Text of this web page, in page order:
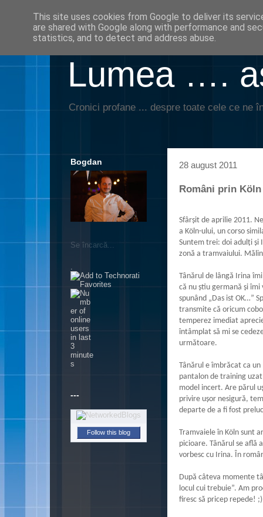
Lumea ….
Cronici profane ... despre toate cele ce ne
28 august 2011
Români prin Köln
Sfârşit de aprilie 2011.
a Köln-ului, un corso
Suntem trei: doi adulţi şi
zonă a tramvaiului.
Tânărul de lângă Irina
că nu ştiu germană şi
spunând „Das ist OK…”
transmite că oricum
temperez imediat
întâmplat să mi se
următoare.
Tânărul e îmbrăcat ca
pantalon de training
model incert. Are părul
privire uşor nesigură,
departe de a fi fost
Tramvaiele în Köln sunt
picioare. Tânărul se află
vorbesc cu Irina. În
După câteva momente
locul cui trebuie”. Am
firesc să pricep repede! ;)
Bogdan
Se încarcă...
.
---
Follow this blog
This site uses cookies from Google to deliver its
are shared with Google along with performance and
statistics, and to detect and address abuse.